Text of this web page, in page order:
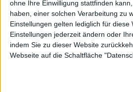
ohne Ihre Einwilligung stattfinden
haben, einer solchen Verarbeitung zu
Einstellungen gelten lediglich für diese
Einstellungen jederzeit ändern oder
indem Sie zu dieser Website
Webseite auf die Schaltfläche